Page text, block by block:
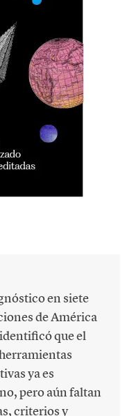
en siete
de América
que el
ya es
pero aún faltan
criterios y